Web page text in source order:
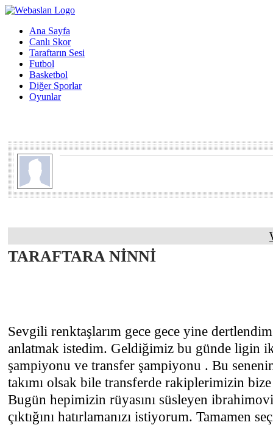
Ana Sayfa
Canlı Skor
Taraftarın Sesi
Futbol
Basketbol
Diğer Sporlar
Oyunlar
TARAFTARA NİNNİ
Sevgili renktaşlarım gece gece yine
anlatmak istedim. Geldiğimiz bu günde ligin
şampiyonu ve transfer şampiyonu . Bu
takımı olsak bile transferde rakiplerimizin bize
Bugün hepimizin rüyasını süsleyen
çıktığını hatırlamanızı istiyorum. Tamamen